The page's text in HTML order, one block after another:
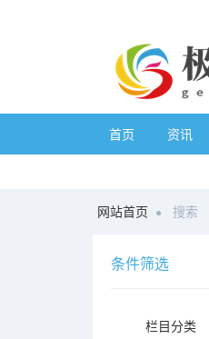
首页 资讯
网站首页 搜索
条件筛选
栏目分类